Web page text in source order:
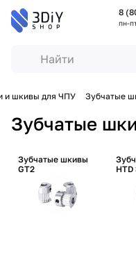
8
пн-
и шкивы для ЧПУ Зубчатые
Зубчатые
Зубчатые шкивы
GT2
HTD